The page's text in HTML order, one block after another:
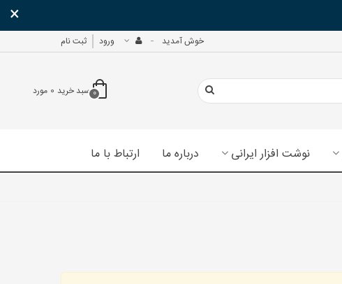
×
خوش آمدید ورود ثبت نام
0سبد خرید 0 مورد
نوشت افزار ایرانی درباره ما ارتباط با ما